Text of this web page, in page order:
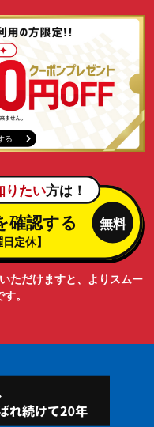
る
ただけますと、よりスムー
。